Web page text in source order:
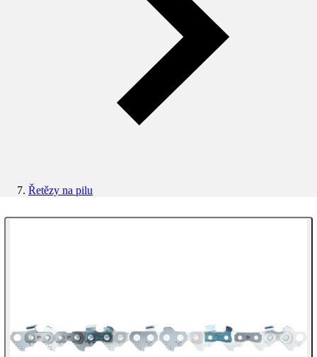
Řetězy na pilu